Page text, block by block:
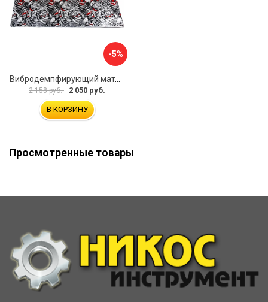
-5%
Вибродемпфирующий материал Dreamcar DC-1M5-S070050P5
2 158 руб. 2 050 руб.
В КОРЗИНУ
Просмотренные товары